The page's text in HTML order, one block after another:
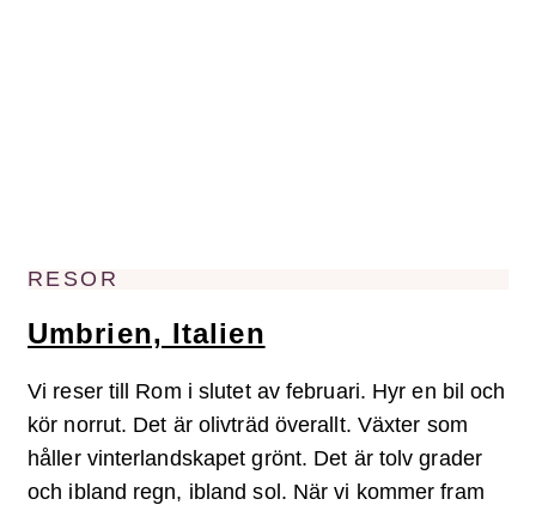
RESOR
Umbrien, Italien
Vi reser till Rom i slutet av februari. Hyr en bil och
kör norrut. Det är olivträd överallt. Växter som
håller vinterlandskapet grönt. Det är tolv grader
och ibland regn, ibland sol. När vi kommer fram